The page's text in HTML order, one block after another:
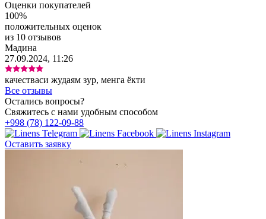
Оценки покупателей
100%
положительных оценок
из 10 отзывов
Мадина
27.09.2024, 11:26
качестваси жудаям зур, менга ёкти
Все отзывы
Остались вопросы?
Свяжитесь с нами удобным способом
+998 (78) 122-09-88
Оставить заявку